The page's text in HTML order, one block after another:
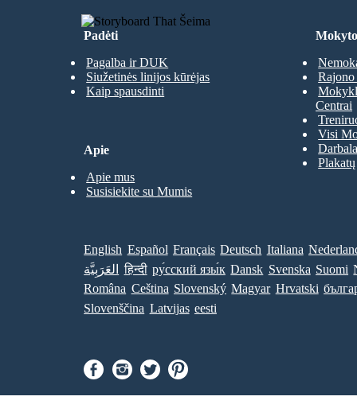
Padėti
Pagalba ir DUK
Siužetinės linijos kūrėjas
Kaip spausdinti
Rajono
Centrai
Visi
Apie
Apie mus
Susisiekite su Mumis
English Español Français Deutsch Italiana
العَرَبِيَّة
हिन्दी ру́сский язы́к Dansk Svenska Suomi
Româna Ceština Slovenský Magyar Hrvatski
Slovenščina Latvijas eesti